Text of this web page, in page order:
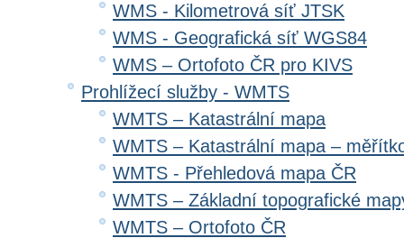
WMS - Kilometrová síť JTSK
WMS - Geografická síť WGS84
WMS – Ortofoto ČR pro KIVS
Prohlížecí služby - WMTS
WMTS – Katastrální mapa
WMTS – Katastrální mapa –
WMTS - Přehledová mapa ČR
WMTS – Základní topografické
WMTS – Ortofoto ČR